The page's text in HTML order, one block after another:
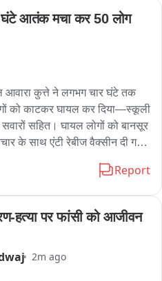
घंटे आतंक मचा कर 50 लोग
आवारा कुत्ते ने लगभग चार घंटे तक
को काटकर घायल कर दिया—स्कूली
सहित। घायल लोगों को बानसूर
के साथ एंटी रेबीज वैक्सीन दी गई।
मनीषा मीणा ने नगर पालिका
से क्षेत्र में दहशत फैल गई और
योजना की मांग उठी।
Report
हत्या पर फांसी को आजीवन
2m ago